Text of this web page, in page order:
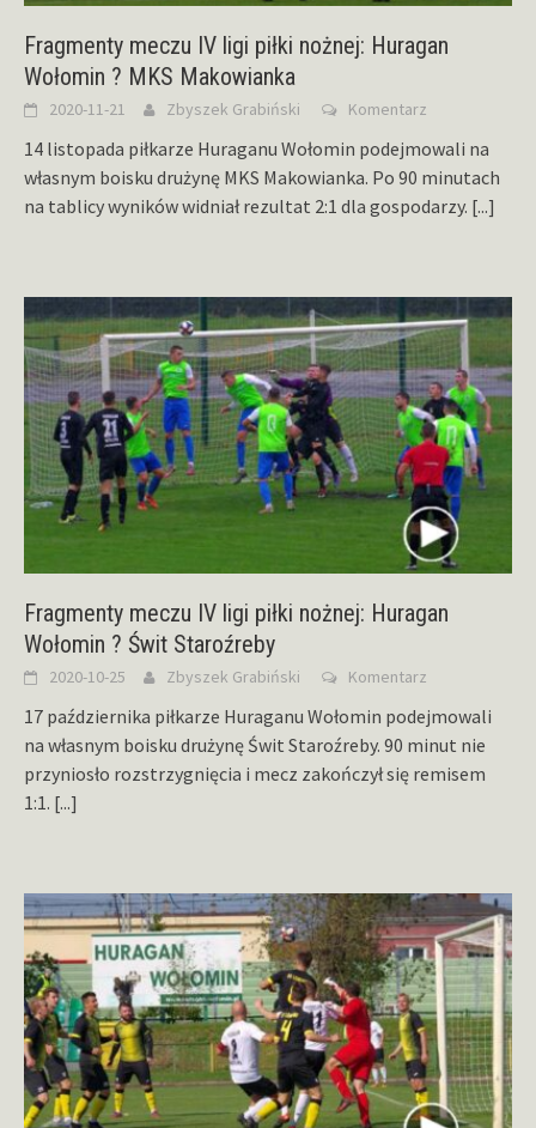
Fragmenty meczu IV ligi piłki nożnej: Huragan
Wołomin ? MKS Makowianka
2020-11-21 Zbyszek Grabiński Komentarz
14 listopada piłkarze Huraganu Wołomin podejmowali na
własnym boisku drużynę MKS Makowianka. Po 90 minutach
na tablicy wyników widniał rezultat 2:1 dla gospodarzy. [...]
Fragmenty meczu IV ligi piłki nożnej: Huragan
Wołomin ? Świt Staroźreby
2020-10-25 Zbyszek Grabiński Komentarz
17 października piłkarze Huraganu Wołomin podejmowali
na własnym boisku drużynę Świt Staroźreby. 90 minut nie
przyniosło rozstrzygnięcia i mecz zakończył się remisem
1:1. [...]